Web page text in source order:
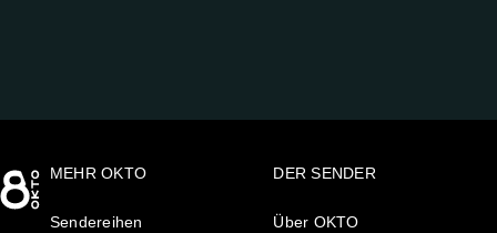
MEHR OKTO
Sendereihen
DER SENDER
Über OKTO